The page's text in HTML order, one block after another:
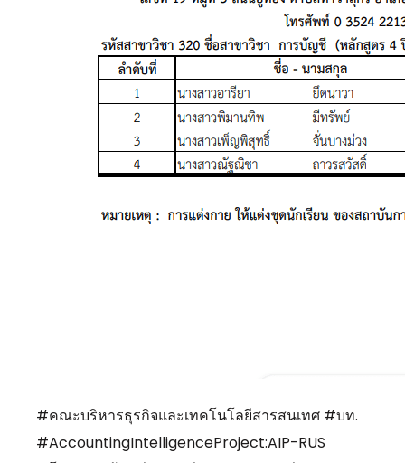
#คณะบริหารธุรกิจและเทคโนโลยีสารสนเทศ #บท.
#AccountingIntelligenceProject:AIP-RUS